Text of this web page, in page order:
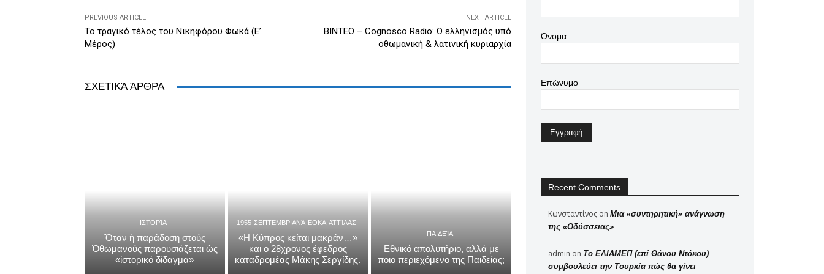
k
PREVIOUS ARTICLE
Το τραγικό τέλος του Νικηφόρου Φωκά (Ε’
Μέρος)
NEXT ARTICLE
ΒΙΝΤΕΟ – Cognosco Radio: Ο ελληνισμός υπό
οθωμανική & λατινική κυριαρχία
ΣΧΕΤΙΚΆ ΆΡΘΡΑ
ΙΣΤΟΡΊΑ
Ὅταν ἡ παράδοση στούς
Ὀθωμανούς παρουσιάζεται ὡς
«ἱστορικό δίδαγμα»
1955-ΣΕΠΤΕΜΒΡΙΑΝΆ-ΕΟΚΑ-ΑΤΤΊΛΑΣ
«Η Κύπρος κείται μακράν…»
και ο 28χρονος έφεδρος
καταδρομέας Μάκης Σεργίδης.
ΠΑΙΔΕΊΑ
Εθνικό απολυτήριο, αλλά με
ποιο περιεχόμενο της Παιδείας;
Όνομα
Επώνυμο
Recent Comments
Κωνσταντίνος on Μια «συντηρητική» ανάγνωση
της «Οδύσσειας»
admin on Το ΕΛΙΑΜΕΠ (επί Θάνου Ντόκου)
συμβουλεύει την Τουρκία πώς θα γίνει